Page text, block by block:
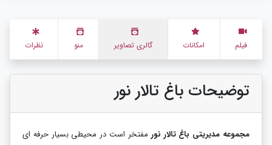
فیلم امکانات گالری تصاویر منو نظرات
توضیحات باغ تالار نور
مجموعه مدیریتی باغ تالار نورمفتخر است در محیطی بسیار حرفه ای